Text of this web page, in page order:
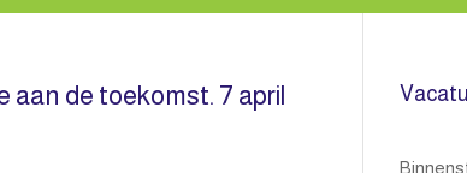
aan de toekomst. 7 april